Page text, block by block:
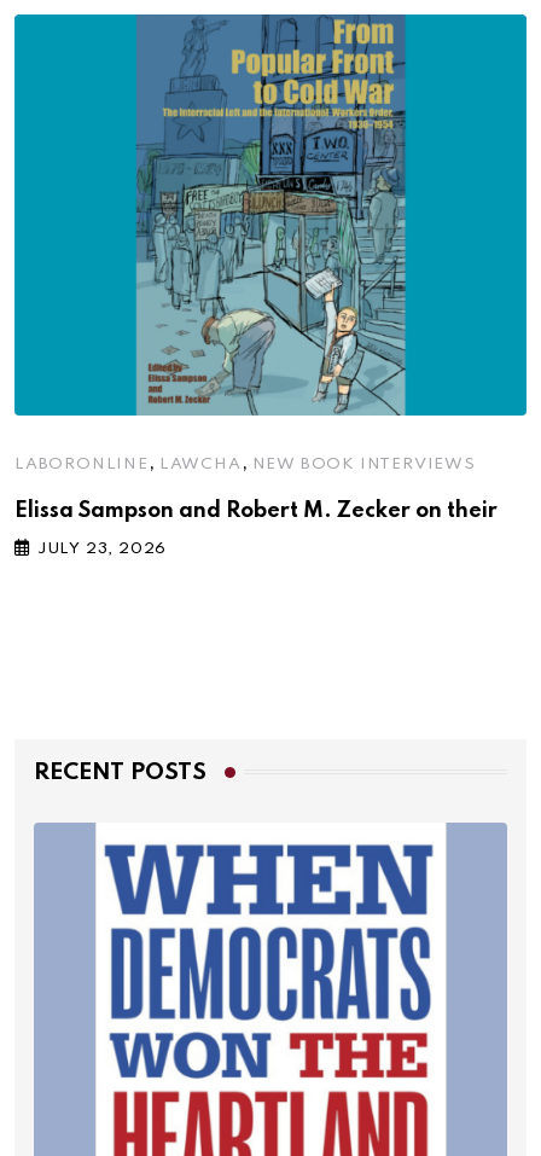
LABORONLINE , LAWCHA , NEW BOOK INTERVIEWS
Elissa Sampson and Robert M. Zecker on their
JULY 23, 2026
RECENT POSTS